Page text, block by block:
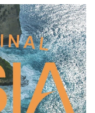
op
echte
al
vind je
op onze
wel aan
te schrijven!